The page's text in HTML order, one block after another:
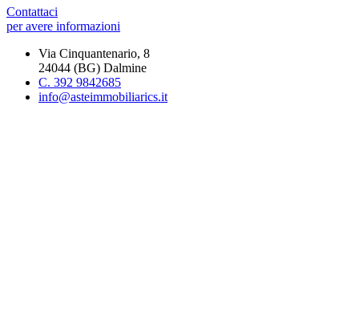
Contattaci
per avere informazioni
Via Cinquantenario, 8
24044 (BG) Dalmine
C. 392 9842685
info@asteimmobiliarics.it